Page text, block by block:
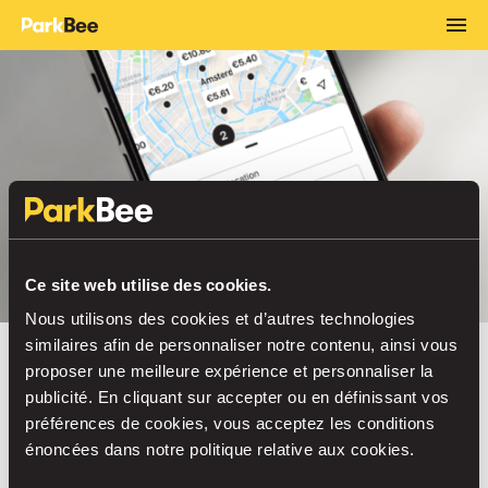
Ce site web utilise des cookies.
Nous utilisons des cookies et d’autres technologies
similaires afin de personnaliser notre contenu, ainsi vous
proposer une meilleure expérience et personnaliser la
publicité. En cliquant sur accepter ou en définissant vos
préférences de cookies, vous acceptez les conditions
énoncées dans notre politique relative aux cookies.
TOUT CE QU’IL FAUT SAVOIR
Comment se garer